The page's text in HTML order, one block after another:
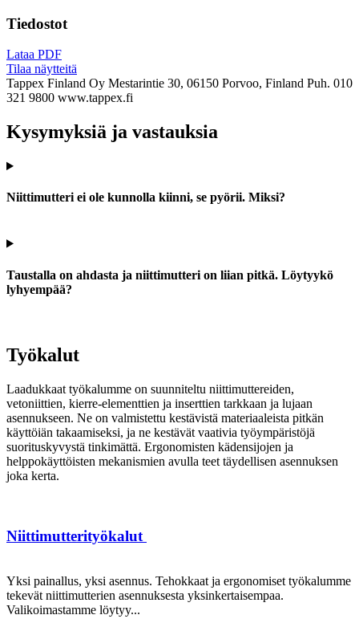
Tiedostot
Lataa PDF
Tilaa näytteitä
Tappex Finland Oy Mestarintie 30, 06150 Porvoo, Finland Puh. 010
321 9800 www.tappex.fi
Kysymyksiä ja vastauksia
Niittimutteri ei ole kunnolla kiinni, se pyörii. Miksi?
Taustalla on ahdasta ja niittimutteri on liian pitkä. Löytyykö
lyhyempää?
Työkalut
Laadukkaat työkalumme on suunniteltu niittimuttereiden,
vetoniittien, kierre-elementtien ja inserttien tarkkaan ja lujaan
asennukseen. Ne on valmistettu kestävistä materiaaleista pitkän
käyttöiän takaamiseksi, ja ne kestävät vaativia työympäristöjä
suorituskyvystä tinkimättä. Ergonomisten kädensijojen ja
helppokäyttöisten mekanismien avulla teet täydellisen asennuksen
joka kerta.
Niittimutterityökalut
Yksi painallus, yksi asennus. Tehokkaat ja ergonomiset työkalumme
tekevät niittimutterien asennuksesta yksinkertaisempaa.
Valikoimastamme löytyy...